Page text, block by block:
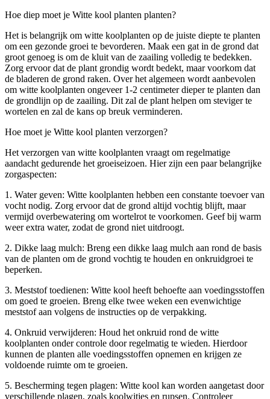
Hoe diep moet je Witte kool planten planten?
Het is belangrijk om witte koolplanten op de juiste diepte te planten
om een gezonde groei te bevorderen. Maak een gat in de grond dat
groot genoeg is om de kluit van de zaailing volledig te bedekken.
Zorg ervoor dat de plant grondig wordt bedekt, maar voorkom dat
de bladeren de grond raken. Over het algemeen wordt aanbevolen
om witte koolplanten ongeveer 1-2 centimeter dieper te planten dan
de grondlijn op de zaailing. Dit zal de plant helpen om steviger te
wortelen en zal de kans op breuk verminderen.
Hoe moet je Witte kool planten verzorgen?
Het verzorgen van witte koolplanten vraagt om regelmatige
aandacht gedurende het groeiseizoen. Hier zijn een paar belangrijke
zorgaspecten:
1. Water geven: Witte koolplanten hebben een constante toevoer van
vocht nodig. Zorg ervoor dat de grond altijd vochtig blijft, maar
vermijd overbewatering om wortelrot te voorkomen. Geef bij warm
weer extra water, zodat de grond niet uitdroogt.
2. Dikke laag mulch: Breng een dikke laag mulch aan rond de basis
van de planten om de grond vochtig te houden en onkruidgroei te
beperken.
3. Meststof toedienen: Witte kool heeft behoefte aan voedingsstoffen
om goed te groeien. Breng elke twee weken een evenwichtige
meststof aan volgens de instructies op de verpakking.
4. Onkruid verwijderen: Houd het onkruid rond de witte
koolplanten onder controle door regelmatig te wieden. Hierdoor
kunnen de planten alle voedingsstoffen opnemen en krijgen ze
voldoende ruimte om te groeien.
5. Bescherming tegen plagen: Witte kool kan worden aangetast door
verschillende plagen, zoals koolwitjes en rupsen. Controleer